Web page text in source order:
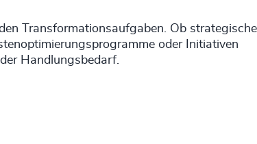
Transformationsaufgaben. Ob strategische
oder Initiativen
Handlungsbedarf.